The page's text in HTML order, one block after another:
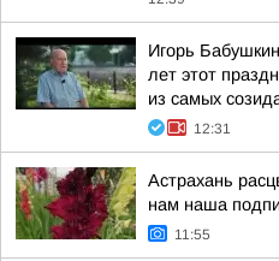
Игорь
лет этот
из самых
12:31
Астрахань
нам наша
11:55